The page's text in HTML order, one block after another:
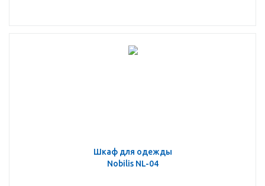
Шкаф для одежды
Nobilis NL-04